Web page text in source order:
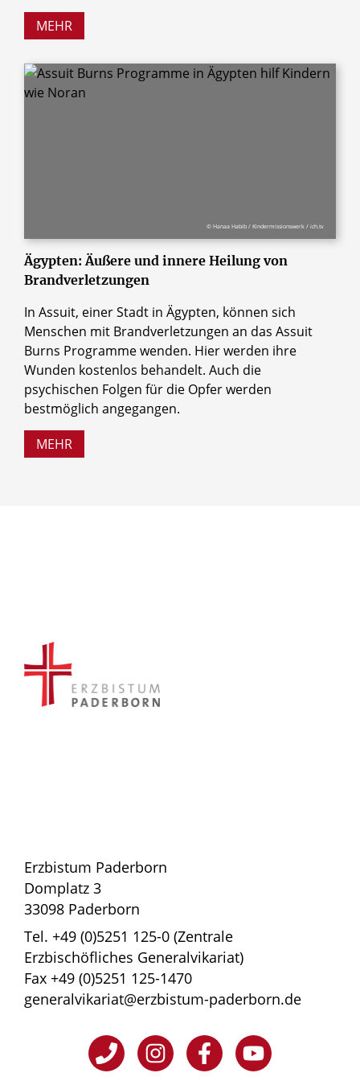
MEHR
© Hanaa Habib / Kindermissionswerk / ich.tv
Ägypten: Äußere und innere Heilung von
Brandverletzungen
In Assuit, einer Stadt in Ägypten, können sich
Menschen mit Brandverletzungen an das Assuit
Burns Programme wenden. Hier werden ihre
Wunden kostenlos behandelt. Auch die
psychischen Folgen für die Opfer werden
bestmöglich angegangen.
MEHR
Erzbistum Paderborn
Domplatz 3
33098 Paderborn
Tel. +49 (0)5251 125-0 (Zentrale
Erzbischöfliches Generalvikariat)
Fax +49 (0)5251 125-1470
generalvikariat@erzbistum-paderborn.de